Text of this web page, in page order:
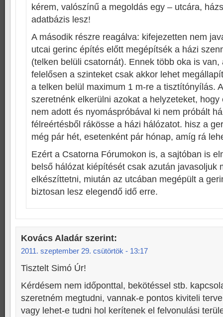
kérem, valószínű a megoldás egy – utcára,
adatbázis lesz!
A második részre reagálva: kifejezetten nem
utcai gerinc építés előtt megépítsék a házi
(telken belüli csatornát). Ennek több oka is van,
felelősen a szinteket csak akkor lehet
a telken belül maximum 1 m-re a tisztítónyílás.
szeretnénk elkerülni azokat a helyzeteket, hogy
nem adott és nyomáspróbával ki nem próbált
félreértésből rákösse a házi hálózatot. hisz a
még pár hét, esetenként pár hónap, amíg rá
Ezért a Csatorna Fórumokon is, a sajtóban is
belső hálózat kiépítését csak azután javasoljuk
elkészíttetni, miután az utcában megépült a
biztosan lesz elegendő idő erre.
Kovács Aladár szerint:
2011. szeptember 29. csütörtök - 13:17
Tisztelt Simó Úr!
Kérdésem nem időponttal, bekötéssel stb.
szeretném megtudni, vannak-e pontos kiviteli
vagy lehet-e tudni hol kerítenek el felvonulási